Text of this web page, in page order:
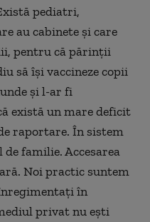
pediatri,
au cabinete şi care
pentru că părinţii
să îşi vaccineze copii
şi l-ar fi
există un mare deficit
raportare. În sistem
familie. Accesarea
Noi practic suntem
în
privat nu eşti